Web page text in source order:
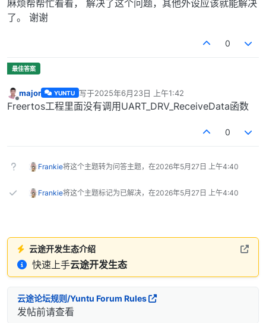
麻烦帮帮忙看看， 解决了这个问题，其他外设应该就能解决
了。 谢谢
0
离线
major YUNTU 写于2025年6月23日 上午1:42
最后由 编辑
Freertos工程里面没有调用UART_DRV_ReceiveData函数
0
Frankie将这个主题转为问答主题，在2026年5月27日 上午4:40
Frankie将这个主题标记为已解决，在2026年5月27日 上午4:40
云途开发生态介绍
快速上手云途开发生态
云途论坛规则/Yuntu Forum Rules
发帖前请查看